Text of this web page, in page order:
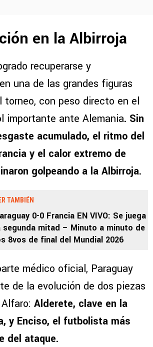
en la Albirroja
recuperarse y
una de las grandes figuras
torneo, con peso directo en el
importante ante Alemania. Sin
acumulado, el ritmo del
y el calor extremo de
golpeando a la Albirroja.
TAMBIÉN
0-0 Francia EN VIVO: Se juega
segunda mitad – Minuto a minuto de
8vos de final del Mundial 2026
médico oficial, Paraguay
de la evolución de dos piezas
Alderete, clave en la
y Enciso, el futbolista más
del ataque.